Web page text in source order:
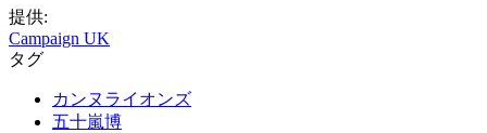
提供:
Campaign UK
タグ
カンヌライオンズ
五十嵐博